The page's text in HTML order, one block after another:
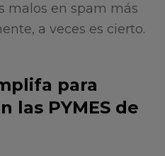
malos en spam más
a veces es cierto.
para
las PYMES de